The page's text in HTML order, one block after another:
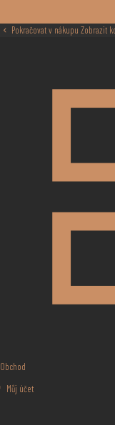
Pokračovat v nákupu Zobrazit
Obchod
Můj účet